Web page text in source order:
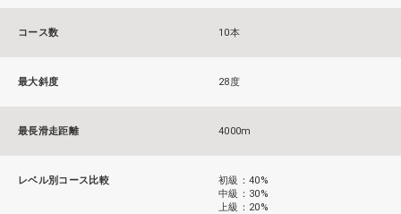
コース数 10本
最大斜度 28度
最長滑走距離 4000m
レベル別コース比較
初級：40%
中級：30%
上級：20%